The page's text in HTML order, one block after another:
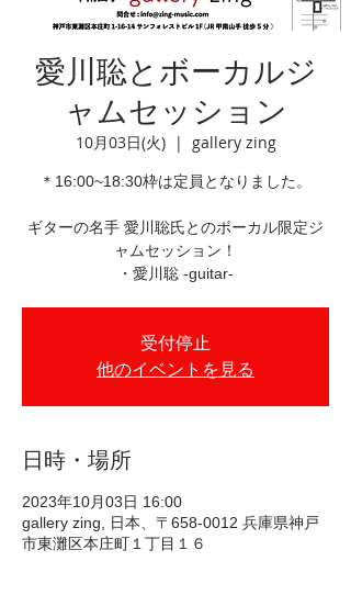
愛川聡とボーカルジ
ャムセッション
10月03日(火)
  |
gallery zing
＊16:00~18:30枠は定員となりました。
ギターの名手 愛川聡氏とのボーカル限定ジ
ャムセッション！
・愛川聡 -guitar-
受付停止
他のイベントを見る
日時・場所
2023年10月03日 16:00
gallery zing, 日本、〒658-0012 兵庫県神戸
市東灘区本庄町１丁目１６